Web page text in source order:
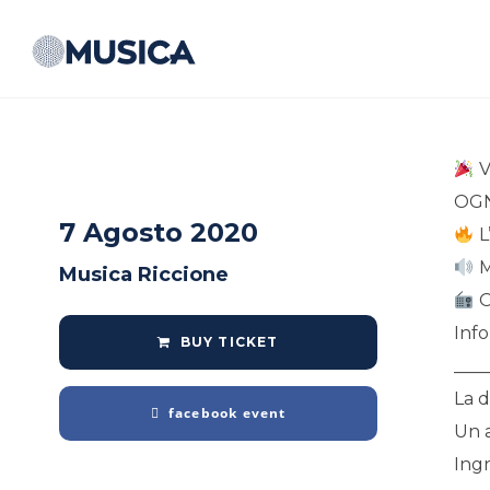
7 Agosto 2020
Musica Riccione
BUY TICKET
facebook event
La
Un